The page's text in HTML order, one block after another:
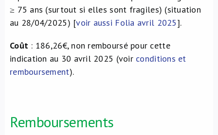
≥ 75 ans (surtout si elles sont fragiles) (situation
au 28/04/2025) [voir aussi Folia avril 2025].
Coût : 186,26€, non remboursé pour cette
indication au 30 avril 2025 (voir conditions et
remboursement).
Remboursements